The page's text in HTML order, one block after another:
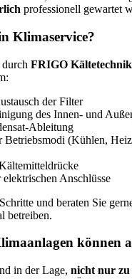
professionell gewartet
Klimaservice?
FRIGO
der Filter
des Innen- und
Ableitung
Betriebsmodi (Kühlen,
Anschlüsse
und beraten Sie
betreiben.
können
in der Lage, nicht nur